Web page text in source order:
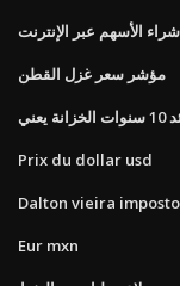
الأسهم عبر الإنترنت
مؤشر سعر غزل القطن
يعني
Prix du dollar usd
Dalton vieira
Eur mxn